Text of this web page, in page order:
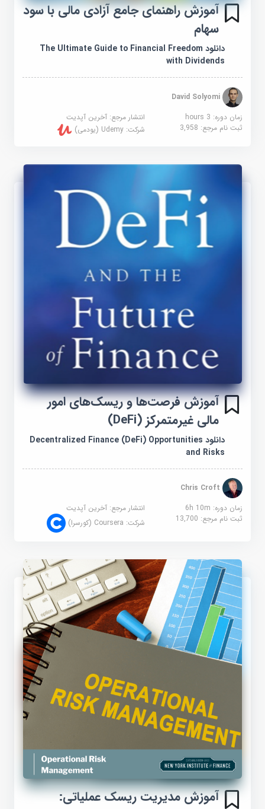
آموزش راهنمای جامع آزادی مالی با سود
سهام
دانلود The Ultimate Guide to Financial Freedom
with Dividends
David Solyomi
زمان دوره: 3 hours
انتشار مرجع:آخرین آپدیت
ثبت نام مرجع:3,958 شرکت:Udemy (یودمی)
آموزش فرصت‌ها و ریسک‌های امور
مالی غیرمتمرکز (DeFi)
دانلود Decentralized Finance (DeFi) Opportunities
and Risks
Chris Croft
زمان دوره: 6h 10m
انتشار مرجع:آخرین آپدیت
ثبت نام مرجع:13,700 شرکت:Coursera (کورسرا)
آموزش مدیریت ریسک عملیاتی: